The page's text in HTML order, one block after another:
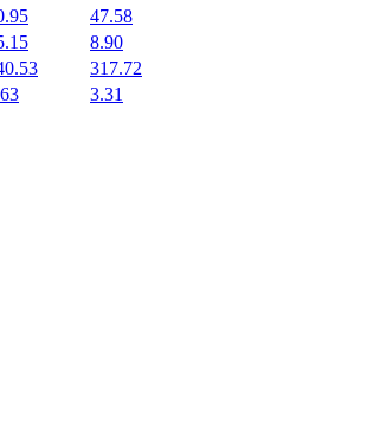
47.58
8.90
317.72
3.31